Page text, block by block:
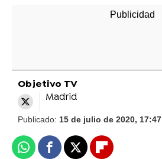
Objetivo TV
Madrid
Publicado: 15 de julio de 2020, 17:47
WhatsappFacebook
X Flipboard